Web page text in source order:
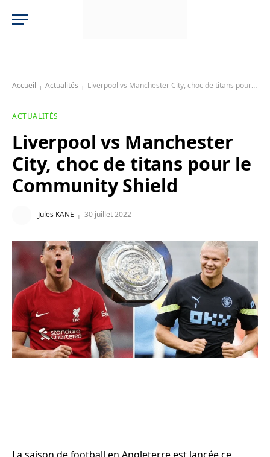
Accueil ┌Actualités ┌ Liverpool vs Manchester City, choc de titans pour le Community Shield
ACTUALITÉS
Liverpool vs Manchester
City, choc de titans pour le
Community Shield
Jules KANE 30 juillet 2022